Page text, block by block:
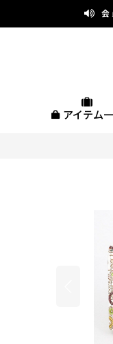
会
アイテム